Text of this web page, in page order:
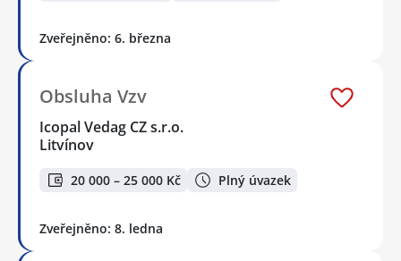
Zveřejněno: 6. března
Obsluha Vzv
Icopal Vedag CZ s.r.o.
Litvínov
20 000 – 25 000 Kč Plný úvazek
Zveřejněno: 8. ledna